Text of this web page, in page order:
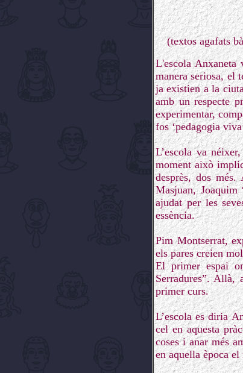
(textos agafats
L'escola Anxaneta
manera seriosa, el
ja existien a la
amb un respecte
experimentar,
fos ‘pedagogia
L’escola va
moment això
desprès, dos
Masjuan, Joaquim
ajudat per les
essència.
Pim Montserrat,
els pares creien
El primer espai
Serradures”. Allà,
primer curs.
L’escola es diria
cel en aquesta
coses i anar més
en aquella època